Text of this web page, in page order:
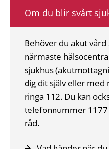
Om du blir svårt
Behöver du akut
närmaste
sjukhus
dig dit själv eller med
ringa 112. Du kan
telefonnummer
råd.